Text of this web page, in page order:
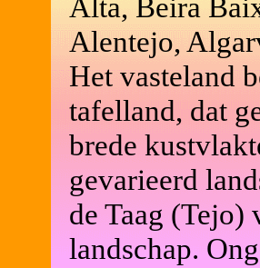
Alta, Beira
Alentejo,
Het vasteland
tafelland, dat
brede
gevarieerd
de Taag
landschap.